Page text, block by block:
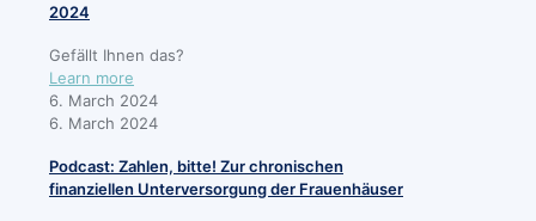
2024
Gefällt Ihnen das?
Learn more
6. March 2024
6. March 2024
Podcast: Zahlen, bitte! Zur chronischen
finanziellen Unterversorgung der Frauenhäuser